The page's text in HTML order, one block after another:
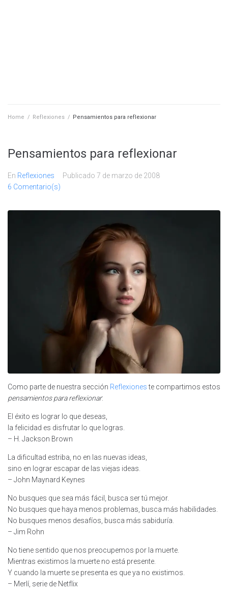
Home / Reflexiones / Pensamientos para reflexionar
Pensamientos para reflexionar
En Reflexiones Publicado 7 de marzo de 2008
6 Comentario(s)
Como parte de nuestra sección Reflexioneste compartimos estos
pensamientos para reflexionar:
El éxito es lograr lo que deseas,
la felicidad es disfrutar lo que logras.
– H. Jackson Brown
La dificultad estriba, no en las nuevas ideas,
sino en lograr escapar de las viejas ideas.
– John Maynard Keynes
No busques que sea más fácil, busca ser tú mejor.
No busques que haya menos problemas, busca más habilidades.
No busques menos desafíos, busca más sabiduría.
– Jim Rohn
No tiene sentido que nos preocupemos por la muerte.
Mientras existimos la muerte no está presente.
Y cuando la muerte se presenta es que ya no existimos.
– Merlí, serie de Netflix